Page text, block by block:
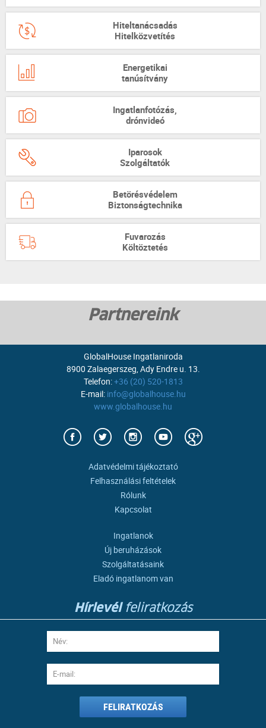
Hiteltanácsadás
Hitelközvetítés
Energetikai
tanúsítvány
Ingatlanfotózás,
drónvideó
Iparosok
Szolgáltatók
Betörésvédelem
Biztonságtechnika
Fuvarozás
Költöztetés
Partnereink
GlobalHouse Ingatlaniroda
8900 Zalaegerszeg, Ady Endre u. 13.
Telefon:+36 (20) 520-1813
E-mail: info@globalhouse.hu
www.globalhouse.hu
Adatvédelmi tájékoztató
Felhasználási feltételek
Rólunk
Kapcsolat
Ingatlanok
Új beruházások
Szolgáltatásaink
Eladó ingatlanom van
Hírlevélfeliratkozás
FELIRATKOZÁS